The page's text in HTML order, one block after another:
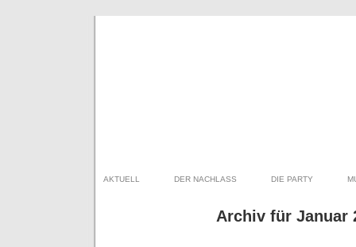
AKTUELL DER NACHLASS DIE PARTY
Archiv für Januar